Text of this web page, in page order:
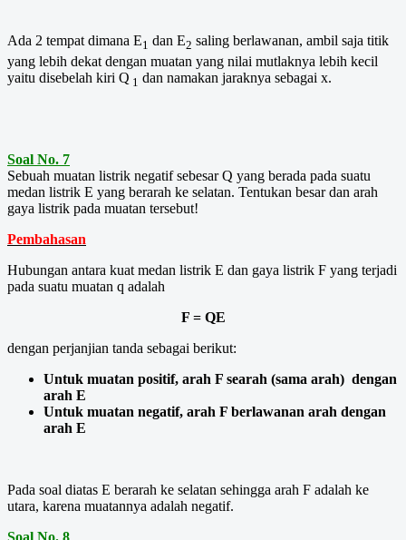
Ada 2 tempat dimana E1 dan E2 saling berlawanan, ambil saja titik
yang lebih dekat dengan muatan yang nilai mutlaknya lebih kecil
yaitu disebelah kiri Q 1 dan namakan jaraknya sebagai x.
Soal No. 7
Sebuah muatan listrik negatif sebesar Q yang berada pada suatu
medan listrik E yang berarah ke selatan. Tentukan besar dan arah
gaya listrik pada muatan tersebut!
Pembahasan
Hubungan antara kuat medan listrik E dan gaya listrik F yang terjadi
pada suatu muatan q adalah
F = QE
dengan perjanjian tanda sebagai berikut:
Untuk muatan positif, arah F searah (sama arah) dengan
arah E
Untuk muatan negatif, arah F berlawanan arah dengan
arah E
Pada soal diatas E berarah ke selatan sehingga arah F adalah ke
utara, karena muatannya adalah negatif.
Soal No. 8